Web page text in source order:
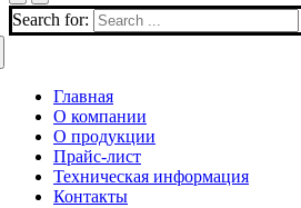
Search for:
Главная
О компании
О продукции
Прайс-лист
Техническая информация
Контакты